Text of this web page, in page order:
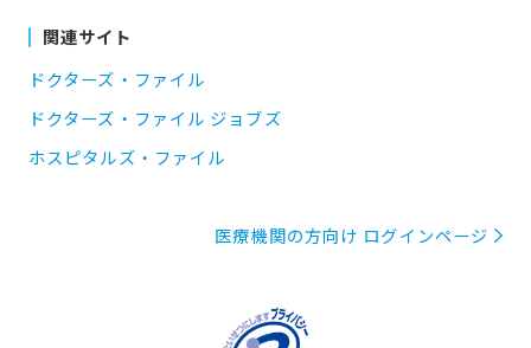
関連サイト
ドクターズ・ファイル
ドクターズ・ファイル ジョブズ
ホスピタルズ・ファイル
医療機関の方向け ログインページ